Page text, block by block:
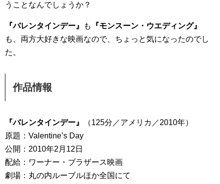
うことなんでしょうか？
『バレンタインデー』 も
『モンスーン・ウエディング』
も、両方大好きな映画なので、ちょっと気になったのでし
た。
作品情報
『バレンタインデー』
（125分／アメリカ／2010年）
原題：Valentine’s Day
公開：2010年2月12日
配給：ワーナー・ブラザース映画
劇場：丸の内ルーブルほか全国にて